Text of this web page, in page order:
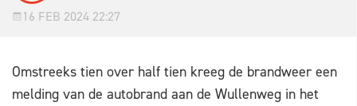
16 FEB 2024 22:27
Omstreeks tien over half tien kreeg de brandweer een
melding van de autobrand aan de Wullenweg in het